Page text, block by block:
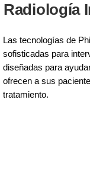
Radiología
Las tecnologías de
sofisticadas para
diseñadas para
ofrecen a sus
tratamiento.